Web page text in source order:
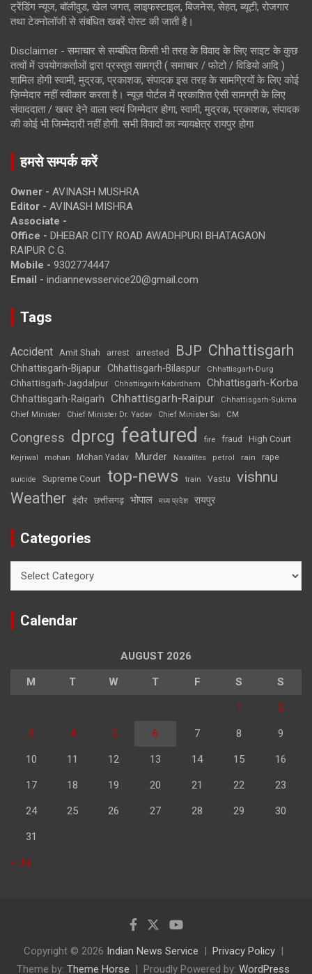
ट्रेंडिंग न्यूज, बॉलीवुड, खेल जगत, लाइफस्टाइल, बिजनेस, सेहत, ब्यूटी, रोजगार
तथा टेक्नोलॉजी से संबंधित खबरें पोस्ट की जाती है।
Disclaimer - समाचार से सम्बंधित किसी भी तरह के विवाद के लिए साइट के कुछ
तत्वों में उपयोगकर्ताओं द्वारा प्रस्तुत सामग्री ( समाचार / फोटो / विडियो आदि )
शामिल होगी स्वामी, मुद्रक, प्रकाशक, संपादक इस तरह के सामग्रियों के लिए कोई
ज़िम्मेदार नहीं स्वीकार करता है। न्यूज़ पोर्टल में प्रकाशित ऐसी सामग्री के लिए
संवाददाता / खबर देने वाला स्वयं जिम्मेदार होगा, स्वामी, मुद्रक, प्रकाशक, संपादक
की कोई भी जिम्मेदारी नहीं होगी. सभी विवादों का न्यायक्षेत्र रायपुर होगा
हमसे सम्पर्क करें
Owner - AVINASH MUSHRA
Editor - AVINASH MISHRA
Associate -
Office - DHEBAR CITY ROAD AWADHPURI BHATAGAON
RAIPUR C.G.
Mobile - 9302774447
Email - indiannewsservice20@gmail.com
Tags
Accident Amit Shah arrest arrested BJP Chhattisgarh
Chhattisgarh-Bijapur Chhattisgarh-Bilaspur Chhattisgarh-Durg
Chhattisgarh-Jagdalpur Chhattisgarh-Kabirdham Chhattisgarh-Korba
Chhattisgarh-Raigarh Chhattisgarh-Raipur
Chhattisgarh-Sukma
Chief Minister
Chief Minister Dr. Yadav Chief Minister Sai CM
Congress dprcg featured fire fraud High Court
Kejriwal mohan Mohan Yadav Murder Naxalites petrol rain rape
suicide Supreme Court top-news train Vastu vishnu
Weather इंदौर छत्तीसगढ़ भोपाल मध्य प्रदेश रायपुर
Categories
Calendar
AUGUST 2026
M T W T F S S
1 2
3 4 5 6 7 8 9
10 11 12 13 14 15 16
17 18 19 20 21 22 23
24 25 26 27 28 29 30
31
« Jul
Copyright © 2026 Indian News Service
Privacy Policy
Theme by: Theme Horse Proudly Powered by: WordPress